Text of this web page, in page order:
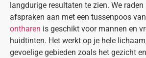
langdurige resultaten te zien. We
afspraken aan met een tussenpoos
ontharen is geschikt voor mannen en
huidtinten. Het werkt op je hele
gevoelige gebieden zoals het gezicht